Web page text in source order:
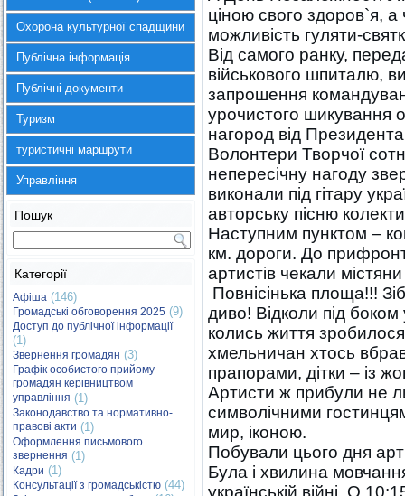
Охорона культурної спадщини
Публічна інформація
Публічні документи
Туризм
туристичні маршрути
Управління
Пошук
Категорії
Афіша (146)
Громадські обговорення 2025 (9)
Доступ до публічної інформації
(1)
Звернення громадян (3)
Графік особистого прийому
громадян керівництвом
управління (1)
Законодавство та нормативно-
правові акти (1)
Оформлення письмового
звернення (1)
Кадри (1)
Консультації з громадськістю (44)
ціною свого здоров`я,
можливість гуляти-
Від самого ранку,
військового шпиталю,
запрошення
урочистого шикування
нагород від
Волонтери Творчої
непересічну нагоду
виконали під гітару
авторську пісню
Наступним пунктом –
км. дороги. До
артистів чекали
Повнісінька площа!!!
диво! Відколи під боком
колись життя
хмельничан хтось
прапорами, дітки – із
Артисти ж прибули не
символічними
мир, іконою.
Побували цього дня
Була і хвилина
українській війні. О